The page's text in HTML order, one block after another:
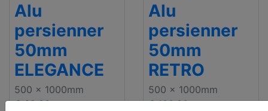
Alu
persienner
50mm
ELEGANCE
500 x 1000mm
€ 68.33
Alu
persienner
50mm
RETRO
500 x 1000mm
€ 100.90